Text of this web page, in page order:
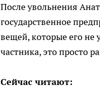
После увольнения
государственное
вещей, которые его не
частника, это просто
Сейчас читают: